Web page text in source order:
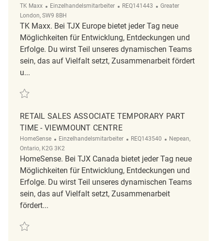
TK Maxx Kategorie
Einzelhandelsmitarbeiter ReqId
REQ141443 Ort
Greater
London, SW9 8BH
TK Maxx. Bei TJX Europe bietet jeder Tag neue
Möglichkeiten für Entwicklung, Entdeckungen und
Erfolge. Du wirst Teil unseres dynamischen Teams
sein, das auf Vielfalt setzt, Zusammenarbeit fördert
u...
Retten Retail Associate REQ141443
RETAIL SALES ASSOCIATE TEMPORARY PART
TIME - VIEWMOUNT CENTRE
HomeSense Kategorie
Einzelhandelsmitarbeiter ReqId
REQ143540 Ort
Nepean,
Ontario, K2G 3K2
HomeSense. Bei TJX Canada bietet jeder Tag neue
Möglichkeiten für Entwicklung, Entdeckungen und
Erfolge. Du wirst Teil unseres dynamischen Teams
sein, das auf Vielfalt setzt, Zusammenarbeit
fördert...
Retten Retail Sales Associate Temporary Part Time - Viewmount Centre